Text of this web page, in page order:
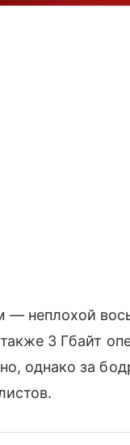
неплохой
3 Гбайт
однако за